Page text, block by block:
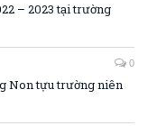
– 2023 tại trường
0
Non tựu trường niên